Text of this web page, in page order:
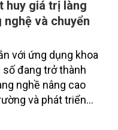
huy giá trị làng
và chuyển
với ứng dụng khoa
đang trở thành
nghề nâng cao
và phát triển